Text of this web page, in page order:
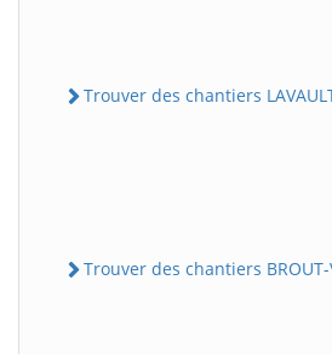
Trouver des chantiers
Trouver des chantiers BROUT-